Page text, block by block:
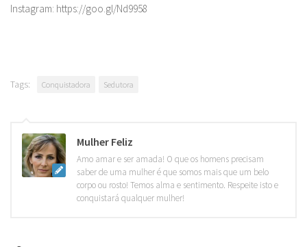
Instagram: https://goo.gl/Nd9958
Tags: Conquistadora Sedutora
Mulher Feliz
Amo amar e ser amada! O que os homens precisam
saber de uma mulher é que somos mais que um belo
corpo ou rosto! Temos alma e sentimento. Respeite isto e
conquistará qualquer mulher!